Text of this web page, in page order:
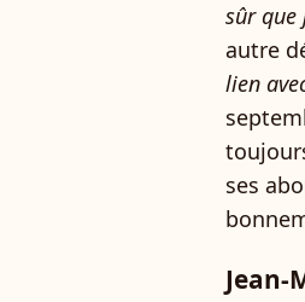
sûr que
autre
lien
ses
Jean-